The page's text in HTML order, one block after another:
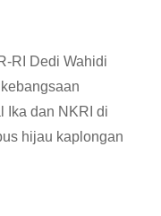
RI Dedi Wahidi
Ika dan NKRI di
hijau kaplongan